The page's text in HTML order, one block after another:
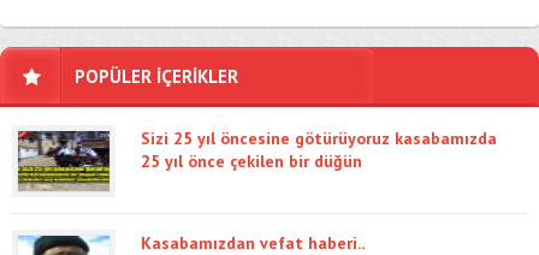
POPÜLER İÇERİKLER
Sizi 25 yıl öncesine götürüyoruz kasabamızda
25 yıl önce çekilen bir düğün
Kasabamızdan vefat haberi..